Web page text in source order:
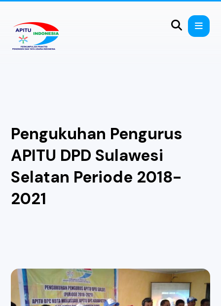
Pengukuhan Pengurus
APITU DPD Sulawesi
Selatan Periode 2018-
2021